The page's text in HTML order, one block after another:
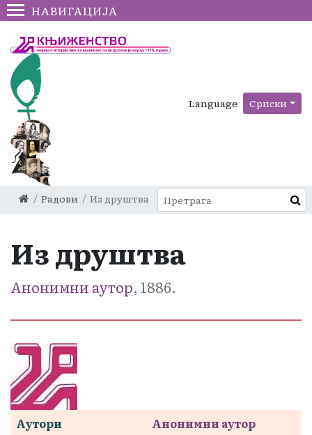
НАВИГАЦИЈА
Language Српски
Радови Из друштва
Из друштва
Анонимни аутор, 1886.
Аутори
Анонимни аутор